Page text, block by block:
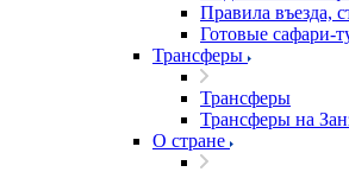
Правила въезда,
Готовые сафари-
Трансферы
Трансферы
Трансферы на
О стране